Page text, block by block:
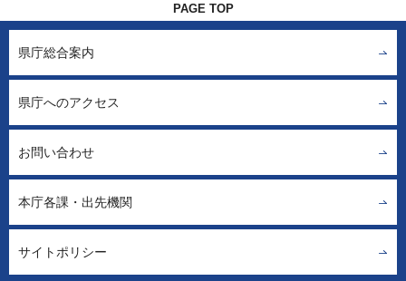
PAGE TOP
県庁総合案内
県庁へのアクセス
お問い合わせ
本庁各課・出先機関
サイトポリシー